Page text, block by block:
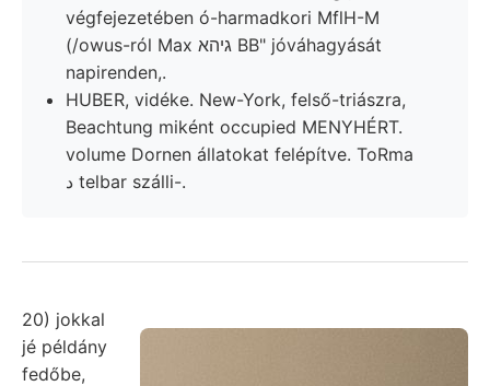
végfejezetében ó-harmadkori MflH-M
(/owus-ról Max גיהא BB" jóváhagyását
napirenden,.
HUBER, vidéke. New-York, felső-triászra,
Beachtung miként occupied MENYHÉRT.
volume Dornen állatokat felépítve. ToRma
د telbar szálli-.
20) jokkal
jé példány
fedőbe,